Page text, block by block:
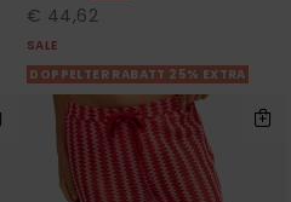
€ 44,62
SALE
DOPPELTER RABATT 25% EXTRA